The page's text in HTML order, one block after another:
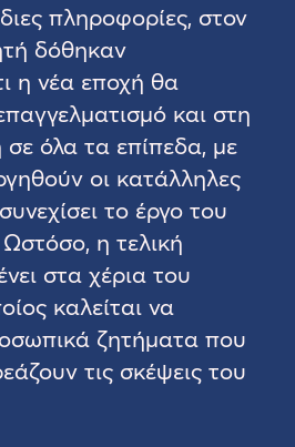
πληροφορίες, στον
δόθηκαν
η νέα εποχή θα
και στη
όλα τα επίπεδα, με
οι κατάλληλες
το έργο του
η τελική
στα χέρια του
καλείται να
ζητήματα που
τις σκέψεις του